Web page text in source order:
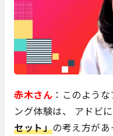
赤木さん ：このよう
ング体験は、 アドビに
セット」の考え方が